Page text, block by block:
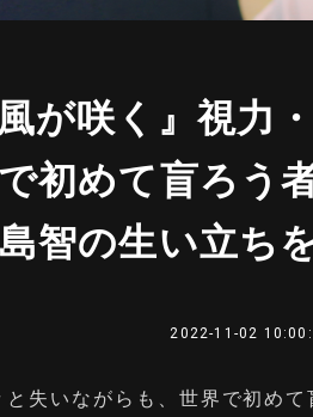
風が咲く』視力
初めて盲ろう
智の生い立ち
2022-11-02
失いながらも、世界で初め